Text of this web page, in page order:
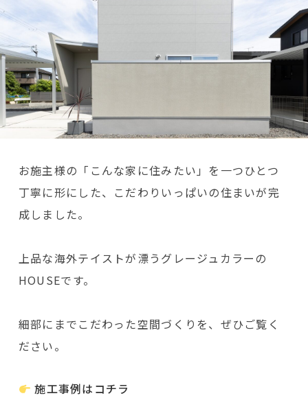
お施主様の「こんな家に住みたい」を一つひとつ
丁寧に形にした、こだわりいっぱいの住まいが完
成しました。
上品な海外テイストが漂うグレージュカラーの
HOUSEです。
細部にまでこだわった空間づくりを、ぜひご覧く
ださい。
施工事例はコチラ